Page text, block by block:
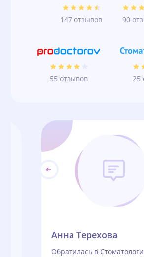
147 отзывов 90
55 отзывов 25
Анна Терехова
Обратилась в